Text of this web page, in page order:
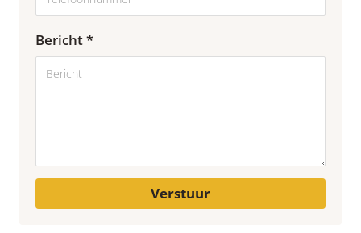
Bericht *
Verstuur